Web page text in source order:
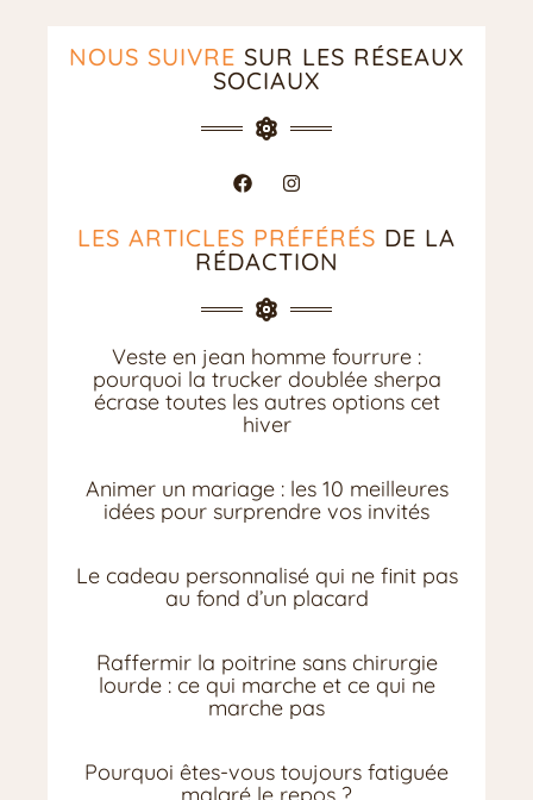
NOUS SUIVRE SUR LES RÉSEAUX
SOCIAUX
LES ARTICLES PRÉFÉRÉS DE LA
RÉDACTION
Veste en jean homme fourrure :
pourquoi la trucker doublée sherpa
écrase toutes les autres options cet
hiver
Animer un mariage : les 10 meilleures
idées pour surprendre vos invités
Le cadeau personnalisé qui ne finit pas
au fond d’un placard
Raffermir la poitrine sans chirurgie
lourde : ce qui marche et ce qui ne
marche pas
Pourquoi êtes-vous toujours fatiguée